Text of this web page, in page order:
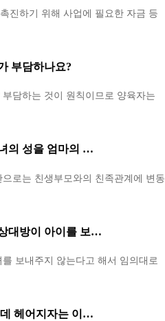
진하기 위해 사업에 필요한 자금 등
부담하나요?
담하는 것이 원칙이므로 양육자는
의 성을 엄마의 …
로는 친생부모와의 친족관계에 변동
대방이 아이를 보…
보내주지 않는다고 해서 임의대로
헤어지자는 이…